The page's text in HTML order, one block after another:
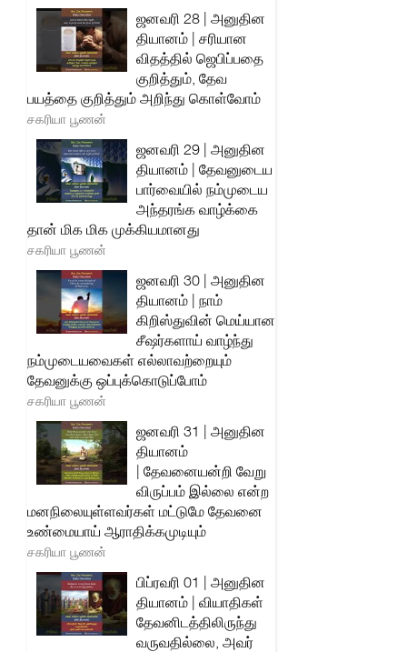
ஜனவரி 28 | அனுதின
தியானம் | சரியான
விதத்தில் ஜெபிப்பதை
குறித்தும், தேவ
பயத்தை குறித்தும் அறிந்து கொள்வோம்
சகரியா பூணன்
ஜனவரி 29 | அனுதின
தியானம் | தேவனுடைய
பார்வையில் நம்முடைய
அந்தரங்க வாழ்க்கை
தான் மிக மிக முக்கியமானது
சகரியா பூணன்
ஜனவரி 30 | அனுதின
தியானம் | நாம்
கிறிஸ்துவின் மெய்யான
சீஷர்களாய் வாழ்ந்து
நம்முடையவைகள் எல்லாவற்றையும்
தேவனுக்கு ஒப்புக்கொடுப்போம்
சகரியா பூணன்
ஜனவரி 31 | அனுதின
தியானம்
| தேவனையன்றி வேறு
விருப்பம் இல்லை என்ற
மனநிலையுள்ளவர்கள் மட்டுமே தேவனை
உண்மையாய் ஆராதிக்கமுடியும்
சகரியா பூணன்
பிப்ரவரி 01 | அனுதின
தியானம் | வியாதிகள்
தேவனிடத்திலிருந்து
வருவதில்லை, அவர்